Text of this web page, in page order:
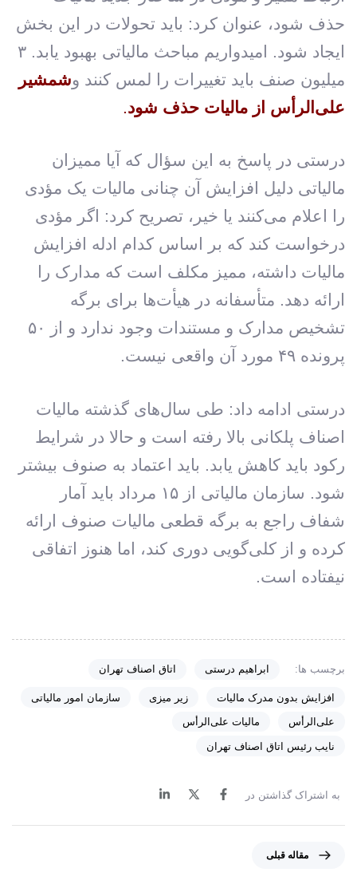
حذف شود، عنوان کرد: باید تحولات در این بخش
ایجاد شود. امیدواریم مباحث مالیاتی بهبود یابد. ۳
میلیون صنف باید تغییرات را لمس کنند وشمشیر
علی‌الرأس از مالیات حذف شود.
درستی در پاسخ به این سؤال که آیا ممیزان
مالیاتی دلیل افزایش آن چنانی مالیات یک مؤدی
را اعلام می‌کنند یا خیر، تصریح کرد: اگر مؤدی
درخواست کند که بر اساس کدام ادله افزایش
مالیات داشته، ممیز مکلف است که مدارک را
ارائه دهد. متأسفانه در هیأت‌ها برای برگه
تشخیص مدارک و مستندات وجود ندارد و از ۵۰
پرونده ۴۹ مورد آن واقعی نیست.
درستی ادامه داد: طی سال‌های گذشته مالیات
اصناف پلکانی بالا رفته است و حالا در شرایط
رکود باید کاهش یابد. باید اعتماد به صنوف بیشتر
شود. سازمان مالیاتی از ۱۵ مرداد باید آمار
شفاف راجع به برگه قطعی مالیات صنوف ارائه
کرده و از کلی‌گویی دوری کند، اما هنوز اتفاقی
نیفتاده است.
برچسب ها: ابراهیم درستی اتاق اصناف تهران
افزایش بدون مدرک مالیات زیر میزی سازمان امور مالیاتی
علی‌الرأس مالیات علی‌الرأس
نایب رئیس اتاق اصناف تهران
به اشتراک گذاشتن در
مقاله قبلی